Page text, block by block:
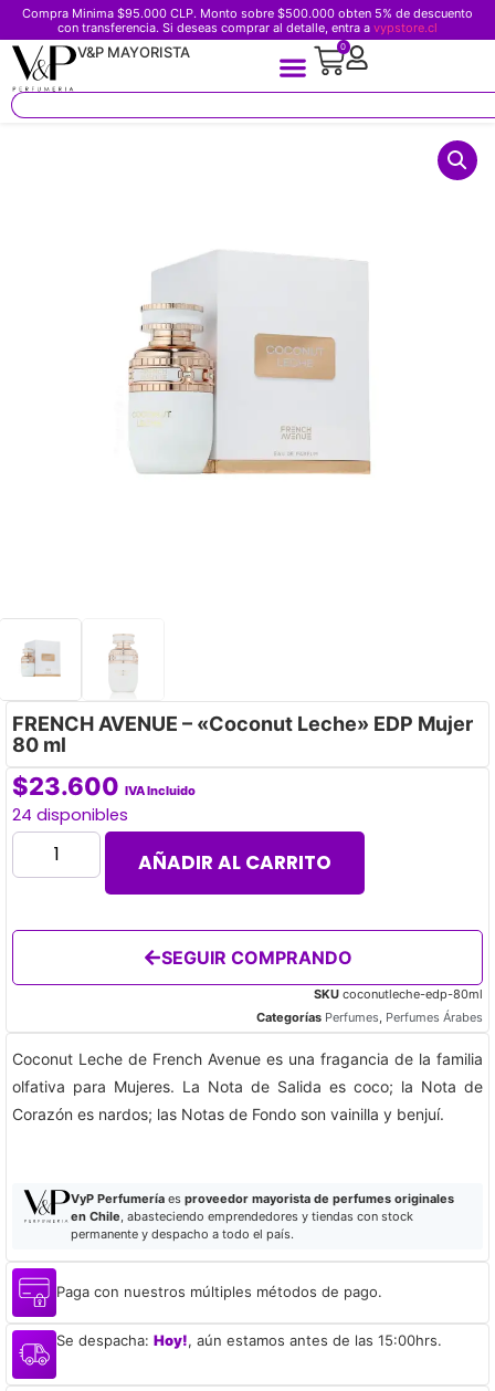
Compra Minima $95.000 CLP. Monto sobre $500.000 obten 5% de descuento
con transferencia. Si deseas comprar al detalle, entra a vypstore.cl
V&P MAYORISTA 0
FRENCH AVENUE – «Coconut Leche» EDP Mujer
80 ml
$23.600 IVA Incluido
24 disponibles
AÑADIR AL CARRITO
SEGUIR COMPRANDO
SKU coconutleche-edp-80ml
Categorías Perfumes, Perfumes Árabes
Coconut Leche de French Avenue es una fragancia de la familia
olfativa para Mujeres. La Nota de Salida es coco; la Nota de
Corazón es nardos; las Notas de Fondo son vainilla y benjuí.
VyP Perfumeríaes proveedor mayorista de perfumes originales
en Chile, abasteciendo emprendedores y tiendas con stock
permanente y despacho a todo el país.
Paga con nuestros múltiples métodos de pago.
Se despacha: Hoy!, aún estamos antes de las 15:00hrs.